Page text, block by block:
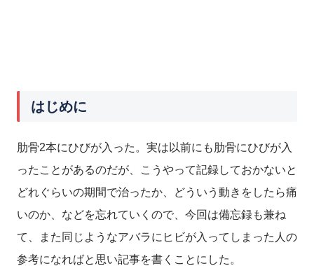
はじめに
肋骨2本にひびが入った。実は以前にも肋骨にひびが入
ったことがあるのだが、こうやって記録しておかないと
どれぐらいの期間で治ったか、どういう動きをしたら痛
いのか、などを忘れていくので、今回は備忘録も兼ね
て、また同じようなアバラにヒビが入ってしまった人の
参考になればと思い記事を書くことにした。